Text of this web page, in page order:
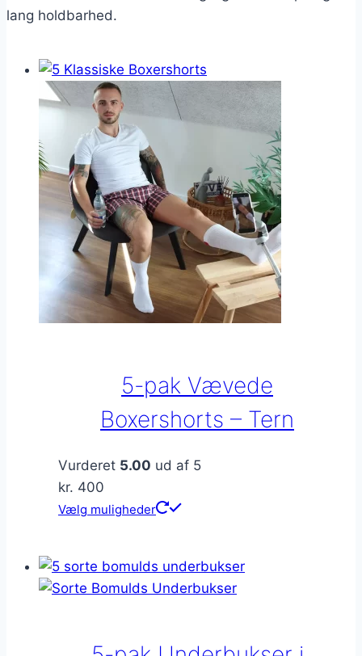
lang holdbarhed.
5-pak Vævede
Boxershorts – Tern
Vurderet 5.00 ud af 5
kr. 400
Vælg muligheder
Dette
flere
varianter.